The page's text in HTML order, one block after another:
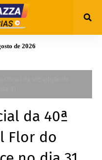
de 2026
da 40ª
Flor do